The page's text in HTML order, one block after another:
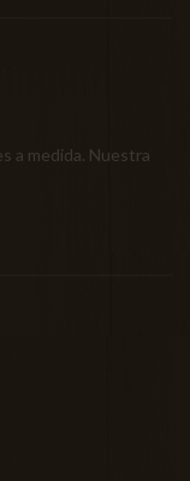
a medida. Nuestra